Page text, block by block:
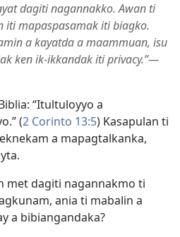
dagiti nagannakko. Awan ti
mapaspasamak iti biagko.
a kayatda a maammuan, isu
ken ik-ikkandak iti privacy.”​—
“Itultuloyyo a
(2 Corinto 13:5) Kasapulan ti
a mapagtalkanka,
met dagiti nagannakmo ti
ania ti mabalin a
a bibiangandaka?